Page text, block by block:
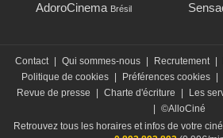
AdoroCinema Brésil
Contact Qui sommes-nous Recrutement
Politique de cookies
Préférences cookies
Revue de presse
Charte d'écriture Les
©AlloCiné
Retrouvez tous les horaires et infos de votre